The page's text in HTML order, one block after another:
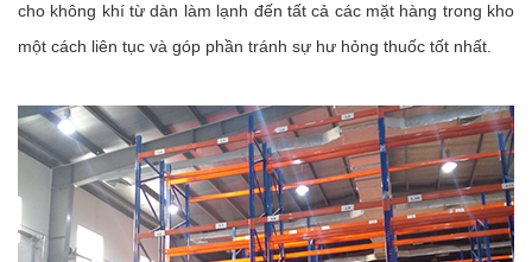
cho không khí từ dàn làm lạnh đến tất cả các mặt hàng trong kho
một cách liên tục và góp phần tránh sự hư hỏng thuốc tốt nhất.